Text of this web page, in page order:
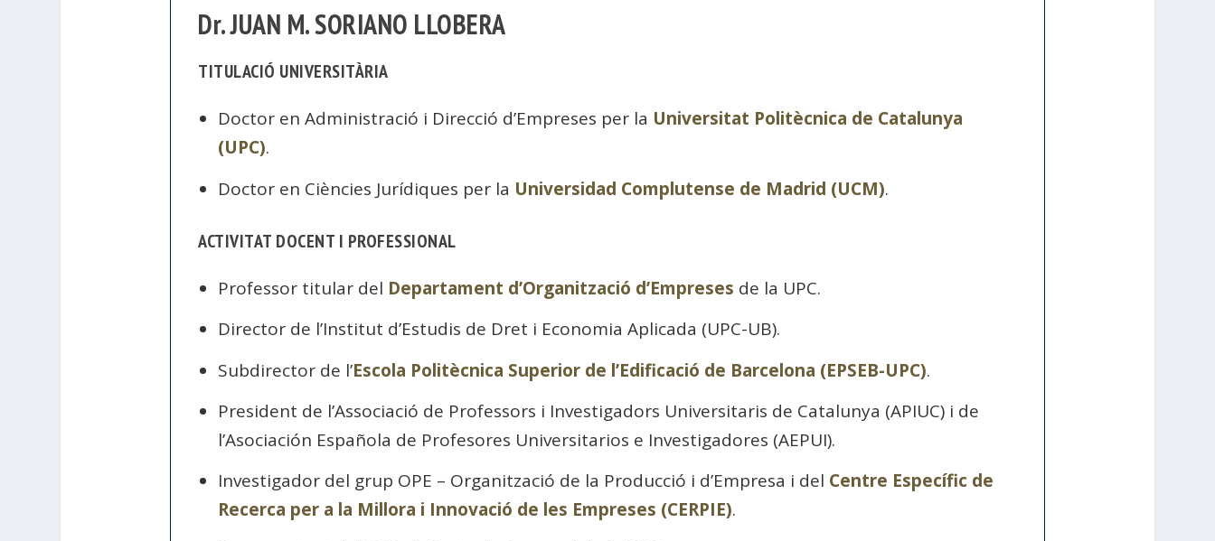
Dr. JUAN M. SORIANO LLOBERA
TITULACIÓ UNIVERSITÀRIA
Doctor en Administració i Direcció d’Empreses per la Universitat Politècnica de Catalunya
(UPC).
Doctor en Ciències Jurídiques per la Universidad Complutense de Madrid (UCM).
ACTIVITAT DOCENT I PROFESSIONAL
Professor titular del Departament d’Organització d’Empreses de la UPC.
Director de l’Institut d’Estudis de Dret i Economia Aplicada (UPC-UB).
Subdirector de l’Escola Politècnica Superior de l’Edificació de Barcelona (EPSEB-UPC).
President de l’Associació de Professors i Investigadors Universitaris de Catalunya (APIUC) i de
l’Asociación Española de Profesores Universitarios e Investigadores (AEPUI).
Investigador del grup OPE – Organització de la Producció i d’Empresa i del Centre Específic de
Recerca per a la Millora i Innovació de les Empreses (CERPIE).